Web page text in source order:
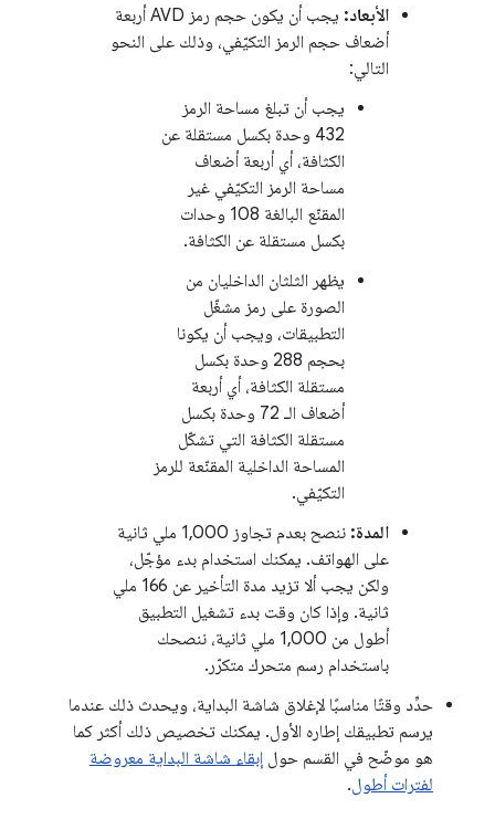
الأبعاد:
يجب أن يكون حجم رمز AVD أربعة
أضعاف حجم الرمز التكيّفي، وذلك على النحو
التالي:
يجب أن تبلغ مساحة الرمز
432 وحدة بكسل مستقلة عن
الكثافة، أي أربعة أضعاف
مساحة الرمز التكيّفي غير
المقنّع البالغة 108 وحدات
بكسل مستقلة عن الكثافة.
يظهر الثلثان الداخليان من
الصورة على رمز مشغّل
التطبيقات، ويجب أن يكونا
بحجم 288 وحدة بكسل
مستقلة الكثافة، أي أربعة
أضعاف الـ 72 وحدة بكسل
مستقلة الكثافة التي تشكّل
المساحة الداخلية المقنّعة للرمز
التكيّفي.
المدة:
ننصح بعدم تجاوز 1,000 ملي ثانية
على الهواتف. يمكنك استخدام بدء مؤجّل،
ولكن يجب ألا تزيد مدة التأخير عن 166 ملي
ثانية. وإذا كان وقت بدء تشغيل التطبيق
أطول من 1,000 ملي ثانية، ننصحك
باستخدام رسم متحرك متكرّر.
حدِّد وقتًا مناسبًا لإغلاق شاشة البداية، ويحدث ذلك عندما
يرسم تطبيقك إطاره الأول. يمكنك تخصيص ذلك أكثر كما
هو موضّح في القسم حول إبقاء شاشة البداية معروضة
لفترات أطول.